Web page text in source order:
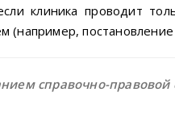
клиника проводит
(например,
справочно-